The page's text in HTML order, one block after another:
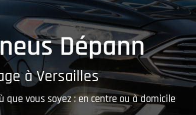
à Versailles
que vous soyez : en centre ou à domicile